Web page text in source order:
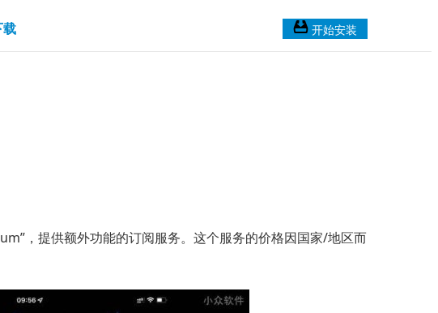
开始安装
，提供额外功能的订阅服务。这个服务的价格因国家/地区而